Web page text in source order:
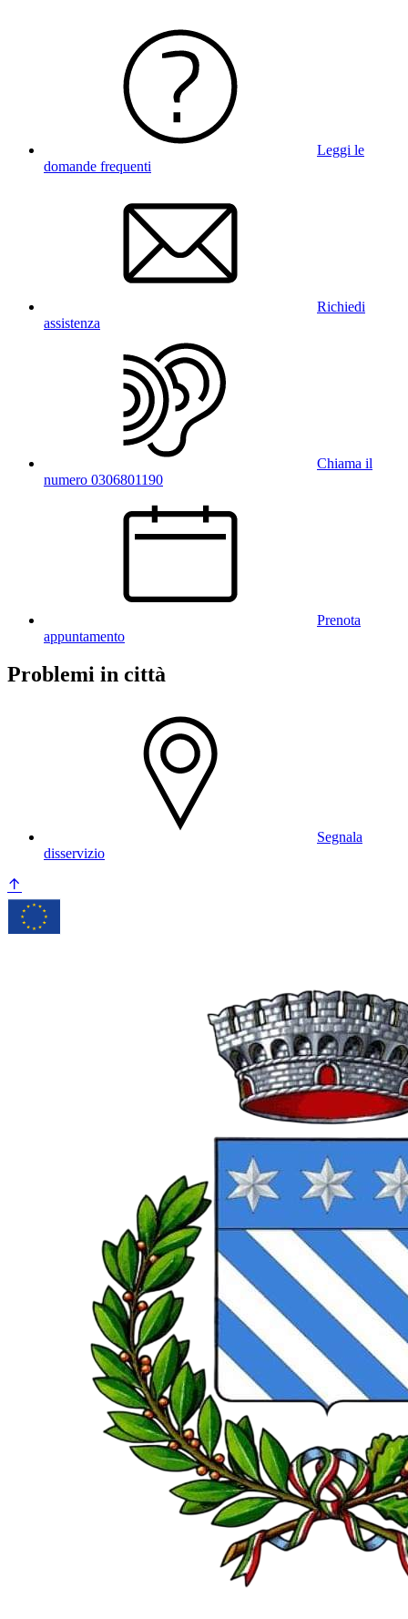
Leggi le
domande frequenti
Richiedi
assistenza
Chiama il
numero 0306801190
Prenota
appuntamento
Problemi in città
Segnala
disservizio